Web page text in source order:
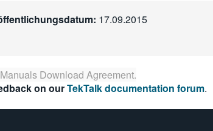
17.09.2015
Manuals Download Agreement.
on ourTekTalk documentation forum.